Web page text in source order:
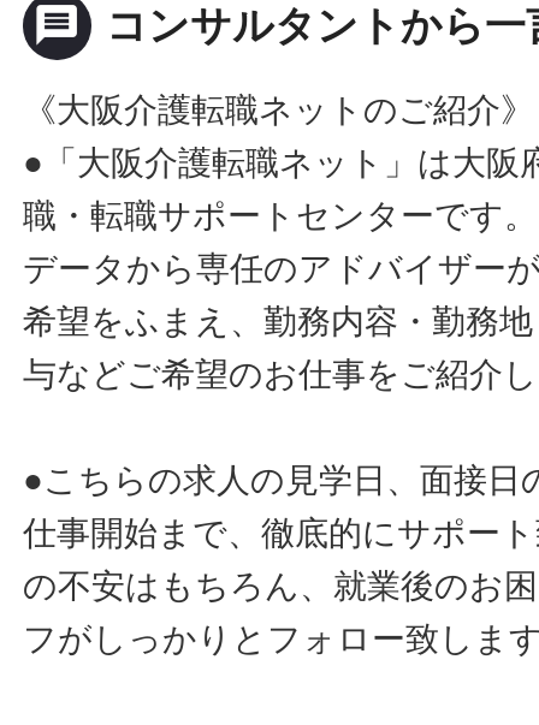
message コンサルタントから一
《大阪介護転職ネットのご紹介》
●「大阪介護転職ネット」は大阪
職・転職サポートセンターです
データから専任のアドバイザー
希望をふまえ、勤務内容・勤務
与などご希望のお仕事をご紹介
●こちらの求人の見学日、面接日
仕事開始まで、徹底的にサポー
の不安はもちろん、就業後のお
フがしっかりとフォロー致しま